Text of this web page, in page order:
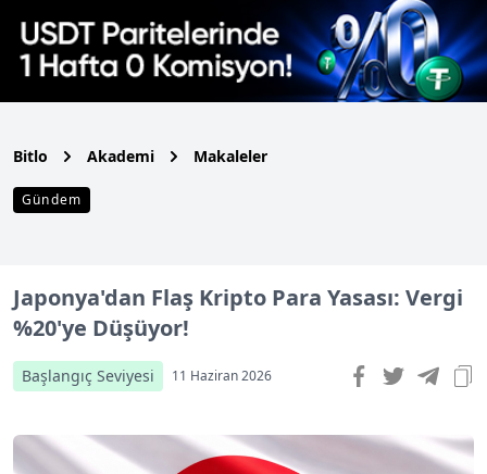
Bitlo Akademi Makaleler
Gündem
Japonya'dan Flaş Kripto Para Yasası: Vergi
%20'ye Düşüyor!
Başlangıç Seviyesi 11 Haziran 2026